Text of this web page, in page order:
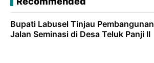
Bupati Labusel Tinjau Pembangunan
Jalan Seminasi di Desa Teluk Panji II